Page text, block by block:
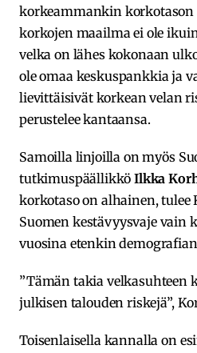
korkeammankin
korkojen maailma ei ole
velka on lähes kokonaan
ole omaa keskuspankkia ja
lievittäisivät korkean velan
perustelee kantaansa.
Samoilla linjoilla on myös
tutkimuspäällikköIlkka
korkotaso on alhainen, tulee
Suomen kestävyysvaje vain
vuosina etenkin
”Tämän takia velkasuhteen
julkisen talouden riskejä”,
Toisenlaisella kannalla on